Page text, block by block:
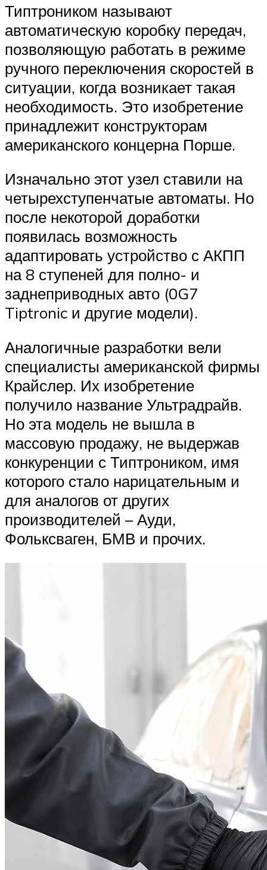
Типтроником называют
автоматическую коробку передач,
позволяющую работать в режиме
ручного переключения скоростей в
ситуации, когда возникает такая
необходимость. Это изобретение
принадлежит конструкторам
американского концерна Порше.
Изначально этот узел ставили на
четырехступенчатые автоматы. Но
после некоторой доработки
появилась возможность
адаптировать устройство с АКПП
на 8 ступеней для полно- и
заднеприводных авто (0G7
Tiptronic и другие модели).
Аналогичные разработки вели
специалисты американской фирмы
Крайслер. Их изобретение
получило название Ультрадрайв.
Но эта модель не вышла в
массовую продажу, не выдержав
конкуренции с Типтроником, имя
которого стало нарицательным и
для аналогов от других
производителей – Ауди,
Фольксваген, БМВ и прочих.